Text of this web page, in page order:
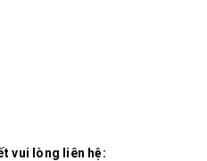
vui lòng liên hệ: